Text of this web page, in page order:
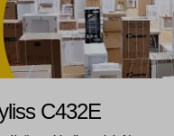
C432E